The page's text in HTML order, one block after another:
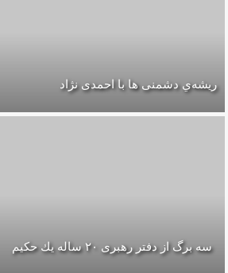
ریشه‌ي دشمنی ها با احمدی نژاد
سه برگ از دفتر رهبرى ۲۰ ساله يك حكيم